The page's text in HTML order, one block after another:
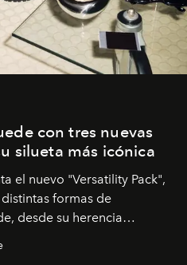
con tres nuevas
silueta más icónica
el nuevo "Versatility Pack",
formas de
desde su herencia
moderna inspirada en el